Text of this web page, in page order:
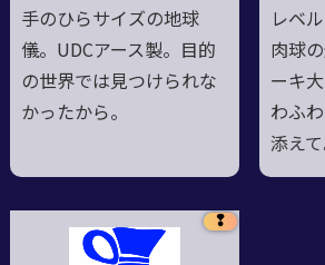
手のひらサイズの地球
儀。UDCアース製。目的
の世界では見つけられな
かったから。
レベ
肉球
ーキ
わふ
添えて
❢